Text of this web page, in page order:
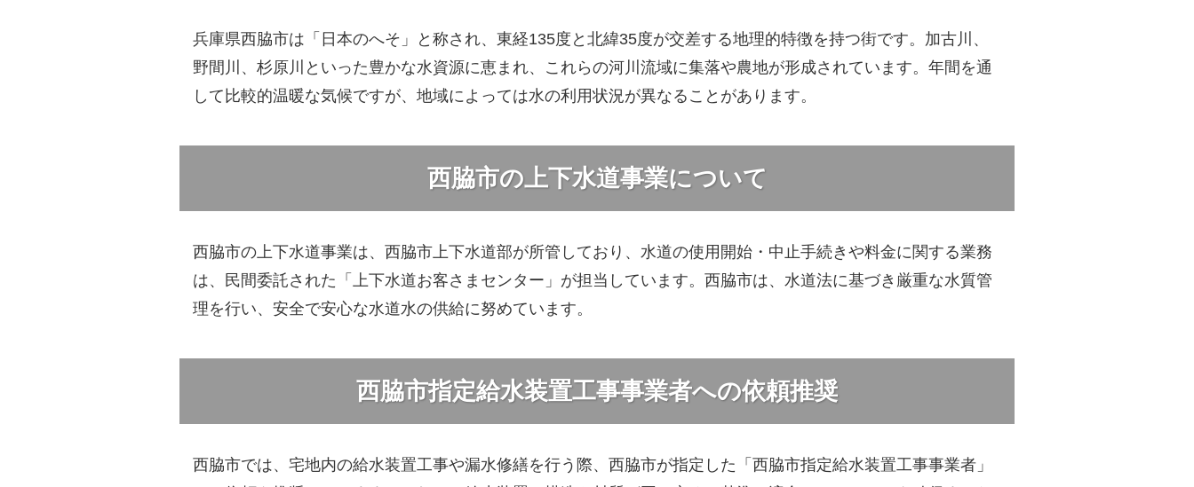
兵庫県西脇市は「日本のへそ」と称され、東経135度と北緯35度が交差する地理的特徴を持つ街です。加古川、
野間川、杉原川といった豊かな水資源に恵まれ、これらの河川流域に集落や農地が形成されています。年間を通
して比較的温暖な気候ですが、地域によっては水の利用状況が異なることがあります。
西脇市の上下水道事業について
西脇市の上下水道事業は、西脇市上下水道部が所管しており、水道の使用開始・中止手続きや料金に関する業務
は、民間委託された「上下水道お客さまセンター」が担当しています。西脇市は、水道法に基づき厳重な水質管
理を行い、安全で安心な水道水の供給に努めています。
西脇市指定給水装置工事事業者への依頼推奨
西脇市では、宅地内の給水装置工事や漏水修繕を行う際、西脇市が指定した「西脇市指定給水装置工事事業者」